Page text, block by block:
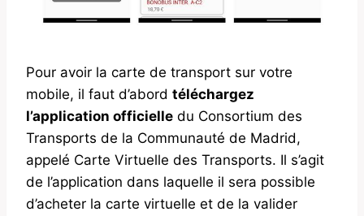
Pour avoir la carte de transport sur votre
mobile, il faut d’abord téléchargez
l’application officielle du Consortium des
Transports de la Communauté de Madrid,
appelé Carte Virtuelle des Transports. Il s’agit
de l’application dans laquelle il sera possible
d’acheter la carte virtuelle et de la valider